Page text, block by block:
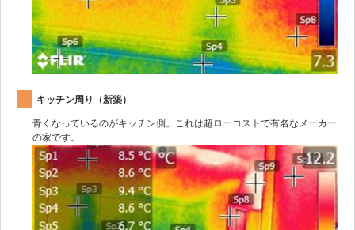
キッチン周り（新築）
青くなっているのがキッチン側。これは超ローコストで有名なメーカー
の家です。